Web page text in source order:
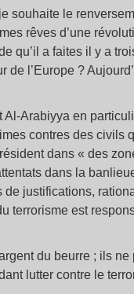
souhaite le
rêves d’une
qu’il a faites il y a
l’Europe ?
Arabiyya en
contres des civils
dans « des
dans la
justifications,
terrorisme est
du beurre ; ils
lutter contre le